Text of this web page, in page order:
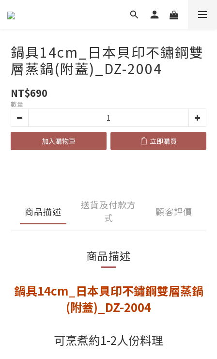
鍋具14cm_日本貝印不鏽鋼雙
層蒸鍋(附蓋)_DZ-2004
NT$690
數量
加入購物車 立即購買
商品描述
送貨及付款方
式
顧客評價
商品描述
鍋具14cm_日本貝印不鏽鋼雙層蒸鍋
(附蓋)_DZ-2004
可烹煮約1-2人份料理